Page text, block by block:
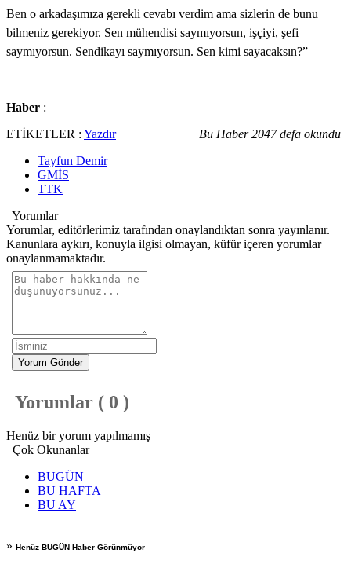
Ben o arkadaşımıza gerekli cevabı verdim ama sizlerin de bunu
bilmeniz gerekiyor. Sen mühendisi saymıyorsun, işçiyi, şefi
saymıyorsun. Sendikayı saymıyorsun. Sen kimi sayacaksın?”
Haber :
Bu Haber 2047 defa okundu
ETİKETLER : Yazdır
Tayfun Demir
GMİS
TTK
Yorumlar
Yorumlar, editörlerimiz tarafından onaylandıktan sonra yayınlanır.
Kanunlara aykırı, konuyla ilgisi olmayan, küfür içeren yorumlar
onaylanmamaktadır.
Yorum Gönder
Yorumlar ( 0 )
Henüz bir yorum yapılmamış
Çok Okunanlar
BUGÜN
BU HAFTA
BU AY
» Henüz BUGÜN Haber Görünmüyor